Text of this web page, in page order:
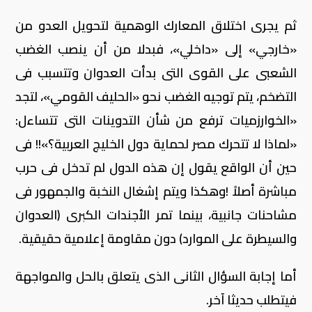
ثم يجرى اختلاق المعارك الوهمية لتحويل العدو من
«خارجي» إلى «داخلي»، فبدلا من أن ينصب الغضب
الشعبى على القوى التى بدأت العدوان وتتسبب فى
التضخم، يتم توجيه الغضب نحو «الحليف القومي»، لتجد
«الخوارزميات ترفع من شأن التدوينات التى تتساءل:
«لماذا لا تتحرك مصر لحماية دول الخليج العربية؟»!! فى
حين أن الواقع يقول إن هذه الدول لم تدخل فى حرب
مباشرة أصلاً !وهكذا ويتم إشغال النخبة والجمهور فى
مشاحنات جانبية، بينما تمر الأجندات الكبرى (العدوان
والسيطرة على الموارد) دون مقاومة إعلامية حقيقية.
أما إجابة السؤال الثانى الذى يتعلق بالحل والمواجهة
فيتطلب حديثا آخر.